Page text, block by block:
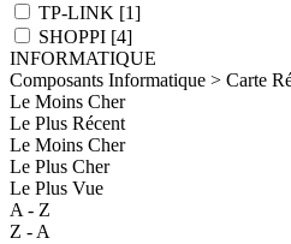
TP-LINK [1]
SHOPPI [4]
INFORMATIQUE
Composants Informatique > Carte
Le Moins Cher
Le Plus Récent
Le Moins Cher
Le Plus Cher
Le Plus Vue
A - Z
Z - A